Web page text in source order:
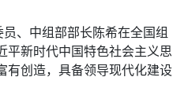
、中组部部长陈希在全国组
平新时代中国特色社会主义思
有创造，具备领导现代化建设